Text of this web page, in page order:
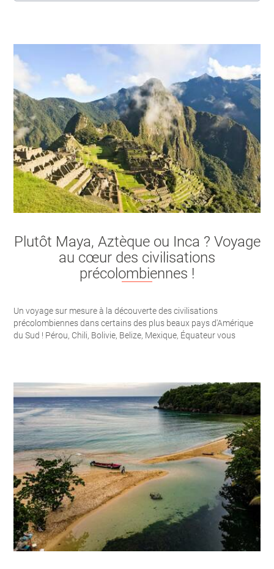
Amérique du Nord
Plutôt Maya, Aztèque ou Inca ? Voyage
au cœur des civilisations
précolombiennes !
Un voyage sur mesure à la découverte des civilisations
précolombiennes dans certains des plus beaux pays d'Amérique
du Sud ! Pérou, Chili, Bolivie, Belize, Mexique, Équateur vous